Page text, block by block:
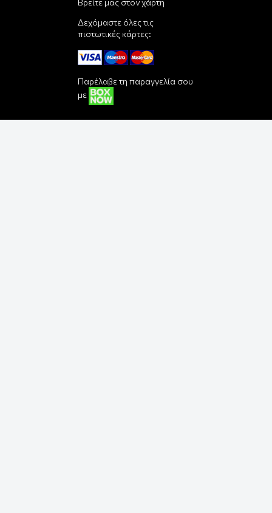
Βρείτε μας στον χάρτη
Δεχόμαστε όλες τις
πιστωτικές κάρτες:
Παρέλαβε τη παραγγελία σου
με